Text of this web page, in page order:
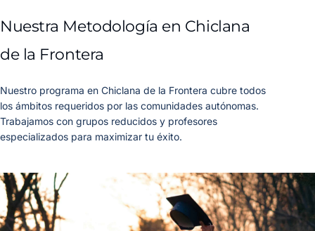
Nuestra Metodología en Chiclana
de la Frontera
Nuestro programa en Chiclana de la Frontera cubre todos
los ámbitos requeridos por las comunidades autónomas.
Trabajamos con grupos reducidos y profesores
especializados para maximizar tu éxito.